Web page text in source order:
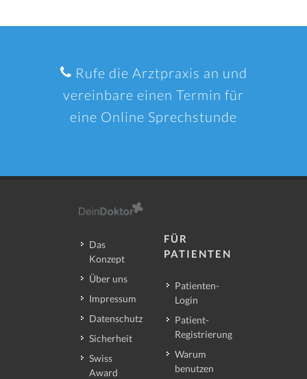
Rufe die Arztpraxis an und
vereinbare einen Termin für
eine Online Sprechstunde
Das
Konzept
Über uns
Impressum
Datenschutz
Sicherheit
Swiss
Award
FÜR
PATIENTEN
Patienten-
Login
Patient-
Registrierung
Warum
benutzen